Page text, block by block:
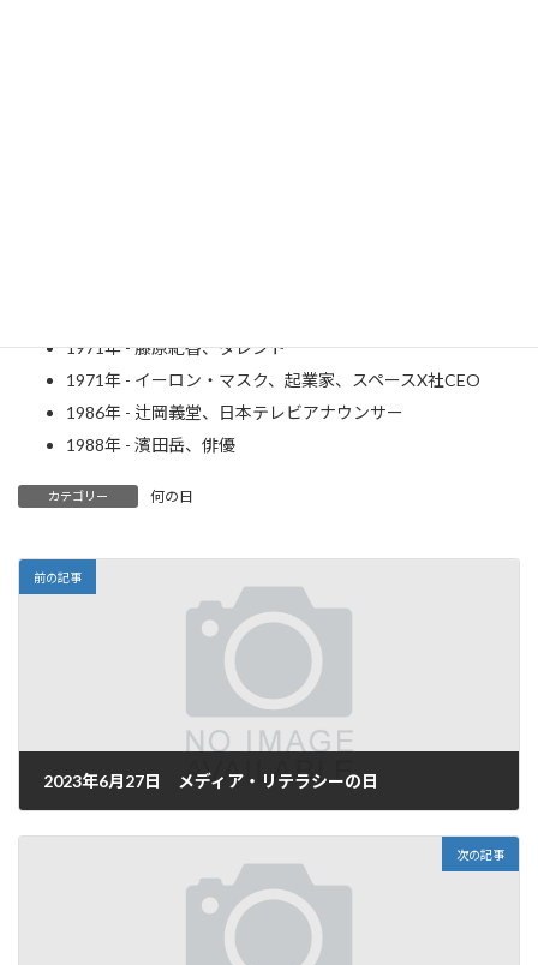
1971年 - 藤原紀香、タレント
1971年 - イーロン・マスク、起業家、スペースX社CEO
1986年 - 辻岡義堂、日本テレビアナウンサー
1988年 - 濱田岳、俳優
カテゴリー 何の日
前の記事
2023年6月27日 メディア・リテラシーの日
次の記事